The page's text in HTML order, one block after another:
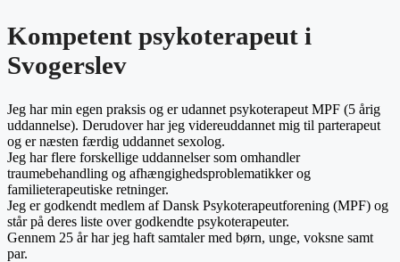
Kompetent psykoterapeut i
Svogerslev
Jeg har min egen praksis og er udannet psykoterapeut MPF (5 årig
uddannelse). Derudover har jeg videreuddannet mig til parterapeut
og er næsten færdig uddannet sexolog.
Jeg har flere forskellige uddannelser som omhandler
traumebehandling og afhængighedsproblematikker og
familieterapeutiske retninger.
Jeg er godkendt medlem af Dansk Psykoterapeutforening (MPF) og
står på deres liste over godkendte psykoterapeuter.
Gennem 25 år har jeg haft samtaler med børn, unge, voksne samt
par.